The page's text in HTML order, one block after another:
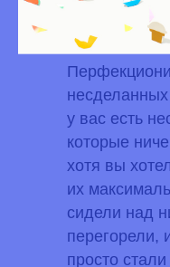
у вас есть
которые
хотя вы
их
сидели над
перегорели,
просто